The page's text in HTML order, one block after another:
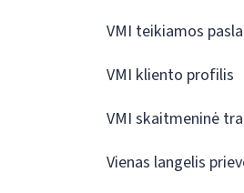
VMI teikiamos
VMI kliento profilis
VMI skaitmeninė
Vienas langelis